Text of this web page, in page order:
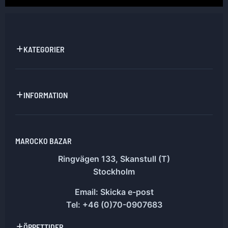
KATEGORIER
INFORMATION
MAROCKO BAZAR
Ringvägen 133, Skanstull (T)
Stockholm
Email: Skicka e-post
Tel: +46 (0)70-0907683